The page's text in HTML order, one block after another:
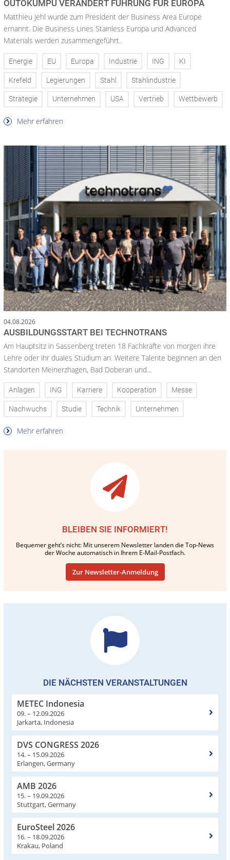
OUTOKUMPU VERÄNDERT FÜHRUNG FÜR EUROPA
Matthieu Jehl wurde zum President der Business Area Europe
ernannt. Die Business Lines Stainless Europa und Advanced
Materials werden zusammengeführt.
Energie EU Europa Industrie ING KI
Krefeld Legierungen Stahl Stahlindustrie
Strategie Unternehmen USA Vertrieb Wettbewerb
Mehr erfahren
04.08.2026
AUSBILDUNGSSTART BEI TECHNOTRANS
Am Hauptsitz in Sassenberg treten 18 Fachkräfte von morgen ihre
Lehre oder ihr duales Studium an. Weitere Talente beginnen an den
Standorten Meinerzhagen, Bad Doberan und...
Anlagen ING Karriere Kooperation Messe
Nachwuchs Studie Technik Unternehmen
Mehr erfahren
BLEIBEN SIE INFORMIERT!
Bequemer geht’s nicht: Mit unserem Newsletter landen die Top-News
der Woche automatisch in Ihrem E-Mail-Postfach.
Zur Newsletter-Anmeldung
DIE NÄCHSTEN VERANSTALTUNGEN
METEC Indonesia
09. – 12.09.2026
Jarkarta, Indonesia
DVS CONGRESS 2026
14. – 15.09.2026
Erlangen, Germany
AMB 2026
15. – 19.09.2026
Stuttgart, Germany
EuroSteel 2026
16. – 18.09.2026
Krakau, Poland